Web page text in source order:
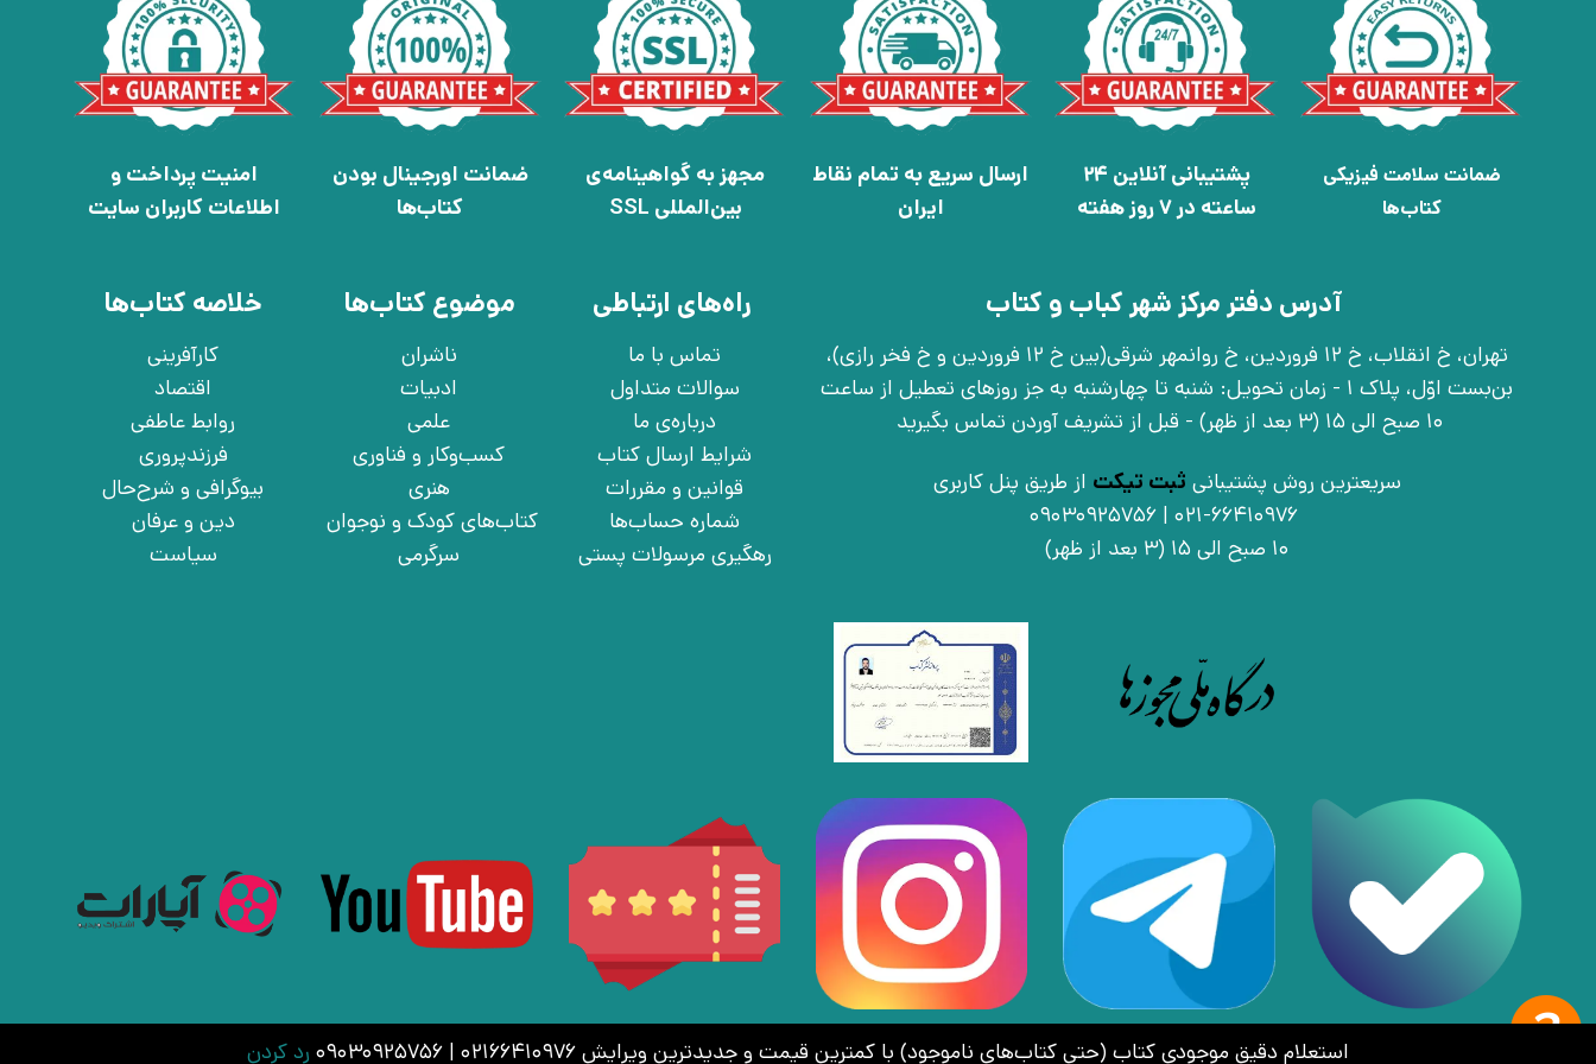
استعلام دقیق موجودی کتاب (حتی کتاب‌های ناموجود) با کمترین قیمت و جدیدترین ویرایش 02166410976 | 09030925756 رد کردن
ضمانت سلامت فیزیکی
کتاب‌ها
پشتیبانی آنلاین 24
ساعته در 7 روز هفته
ارسال سریع به تمام نقاط
ایران
مجهز به گواهینامه‌ی
بین‌المللی SSL
ضمانت اورجینال بودن
کتاب‌ها
امنیت پرداخت و
اطلاعات کاربران سایت
آدرس دفتر مرکز شهر کباب و کتاب
تهران، خ انقلاب، خ 12 فروردین، خ روانمهر شرقی(بین خ 12 فروردین و خ فخر رازی)،
بن‌بست اوّل، پلاک 1 - زمان تحویل: شنبه تا چهارشنبه به جز روزهای تعطیل از ساعت
10 صبح الی 15 (3 بعد از ظهر) - قبل از تشریف آوردن تماس بگیرید
سریعترین روش پشتیبانی ثبت تیکت از طریق پنل کاربری
10 صبح الی 15 (3 بعد از ظهر)
راه‌های ارتباطی
تماس با ما
سوالات متداول
درباره‌ی ما
شرایط ارسال کتاب
قوانین و مقررات
شماره حساب‌ها
رهگیری مرسولات پستی
موضوع کتاب‌ها
ناشران
ادبیات
علمی
کسب‌وکار و فناوری
هنری
کتاب‌های کودک و نوجوان
سرگرمی
خلاصه کتاب‌ها
کارآفرینی
اقتصاد
روابط عاطفی
فرزندپروری
بیوگرافی و شرح‌حال
دین و عرفان
سیاست